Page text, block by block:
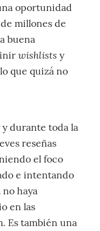
oportunidad
millones de
buena
wishlists y
que quizá no
y durante toda la
reseñas
el foco
e intentando
haya
en las
Es también una